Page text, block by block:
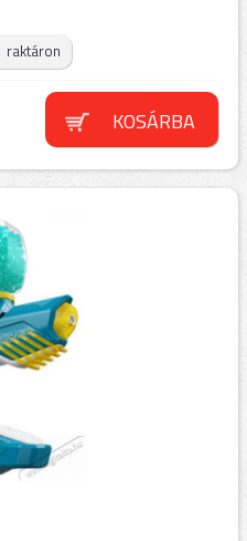
raktáron
KOSÁRBA